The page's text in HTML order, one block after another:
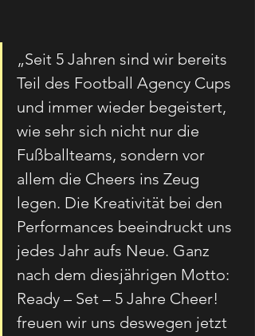
„Seit 5 Jahren sind wir bereits
Teil des Football Agency Cups
und immer wieder begeistert,
wie sehr sich nicht nur die
Fußballteams, sondern vor
allem die Cheers ins Zeug
legen. Die Kreativität bei den
Performances beeindruckt uns
jedes Jahr aufs Neue. Ganz
nach dem diesjährigen Motto:
Ready – Set – 5 Jahre Cheer!
freuen wir uns deswegen jetzt